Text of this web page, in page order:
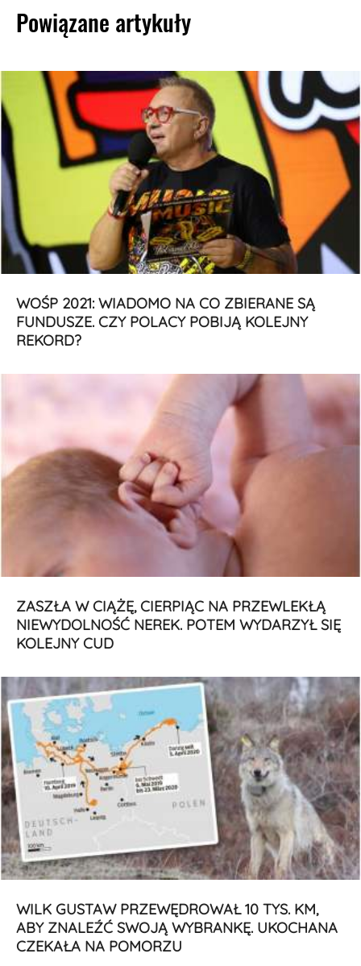
Powiązane artykuły
WOŚP 2021: WIADOMO NA CO ZBIERANE SĄ
FUNDUSZE. CZY POLACY POBIJĄ KOLEJNY
REKORD?
ZASZŁA W CIĄŻĘ, CIERPIĄC NA PRZEWLEKŁĄ
NIEWYDOLNOŚĆ NEREK. POTEM WYDARZYŁ SIĘ
KOLEJNY CUD
WILK GUSTAW PRZEWĘDROWAŁ 10 TYS. KM,
ABY ZNALEŹĆ SWOJĄ WYBRANKĘ. UKOCHANA
CZEKAŁA NA POMORZU